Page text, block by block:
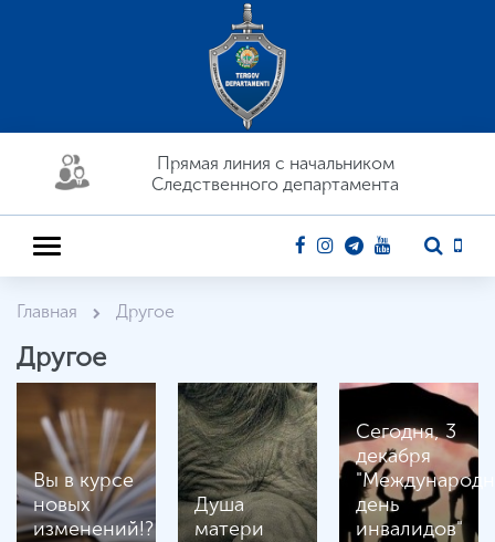
Прямая линия c начальником
Следственного департамента
Главная Другое
Другое
Вы в курсе
новых
изменений!?
Душа
матери
Сегодня, 3
декабря
день
инвалидов"